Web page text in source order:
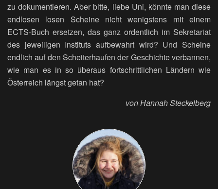
zu dokumentieren. Aber bitte, liebe Uni, könnte man diese
endlosen losen Scheine nicht wenigstens mit einem
ECTS-Buch ersetzen, das ganz ordentlich im Sekretariat
des jeweiligen Instituts aufbewahrt wird? Und Scheine
endlich auf den Scheiterhaufen der Geschichte verbannen,
wie man es in so überaus fortschrittlichen Ländern wie
Österreich längst getan hat?
von Hannah Steckelberg